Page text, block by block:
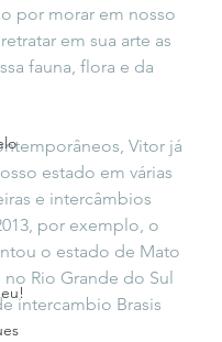
por morar em nosso
em sua arte as
fauna, flora e da
Vitor já
estado em várias
e intercâmbios
por exemplo, o
o estado de Mato
Rio Grande do Sul
intercambio Brasis